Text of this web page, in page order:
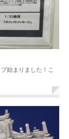
始まりました！こ